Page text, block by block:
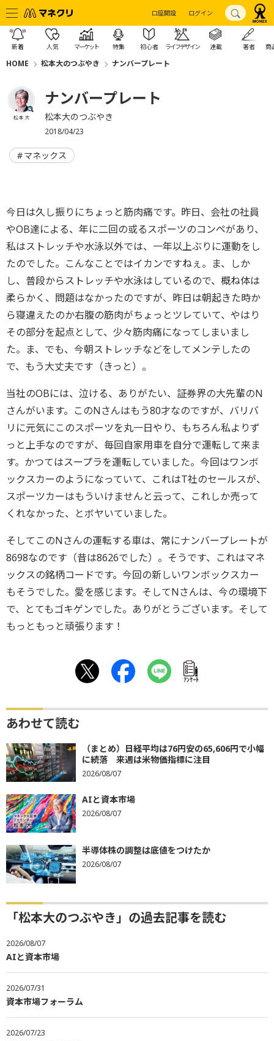
口座開設 ログイン
新着 人気 マーケット 特集 初心者 ライフデザイン 連載 著者 商
HOME 松本大のつぶやき ナンバープレート
松本 大
ナンバープレート
松本大のつぶやき
2018/04/23
マネックス
今日は久し振りにちょっと筋肉痛です。昨日、会社の社員
やOB達による、年に二回の或るスポーツのコンペがあり、
私はストレッチや水泳以外では、一年以上ぶりに運動をし
たのでした。こんなことではイカンですねぇ。ま、しか
し、普段からストレッチや水泳はしているので、概ね体は
柔らかく、問題はなかったのですが、昨日は朝起きた時か
ら寝違えたのか右腹の筋肉がちょっとツレていて、やはり
その部分を起点として、少々筋肉痛になってしまいまし
た。ま、でも、今朝ストレッチなどをしてメンテしたの
で、もう大丈夫です（きっと）。
当社のOBには、泣ける、ありがたい、証券界の大先輩のN
さんがいます。このNさんはもう80才なのですが、バリバ
リに元気にこのスポーツを丸一日やり、もちろん私よりず
っと上手なのですが、毎回自家用車を自分で運転して来ま
す。かつてはスープラを運転していました。今回はワンボ
ックスカーのようになっていて、これはT社のセールスが、
スポーツカーはもういけませんと云って、これしか売って
くれなかった、とボヤいていました。
そしてこのNさんの運転する車は、常にナンバープレートが
8698なのです（昔は8626でした）。そうです、これはマネ
ックスの銘柄コードです。今回の新しいワンボックスカー
もそうでした。愛を感じます。そしてNさんは、今の環境下
で、とてもゴキゲンでした。ありがとうございます。そして
もっともっと頑張ります！
ｱﾝｹｰﾄ
あわせて読む
（まとめ）日経平均は76円安の65,606円で小幅
に続落 来週は米物価指標に注目
2026/08/07
AIと資本市場
2026/08/07
半導体株の調整は底値をつけたか
2026/08/07
「松本大のつぶやき」の過去記事を読む
2026/08/07
AIと資本市場
2026/07/31
資本市場フォーラム
2026/07/23